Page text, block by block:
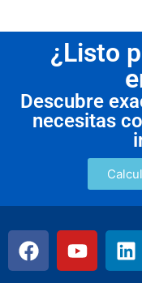
¿Listo
Descubre
necesitas